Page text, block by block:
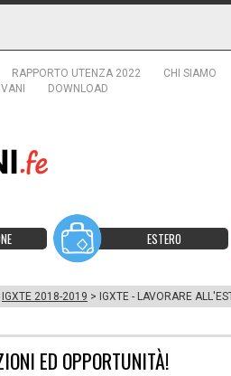
RAPPORTO UTENZA 2022 CHI SIAMO
DOWNLOAD
ESTERO
IGXTE 2018-2019 > IGXTE - LAVORARE
ED OPPORTUNITÀ!